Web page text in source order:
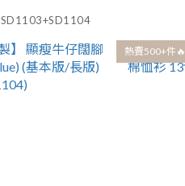
SD1103+SD1104
熱賣500+件🔥